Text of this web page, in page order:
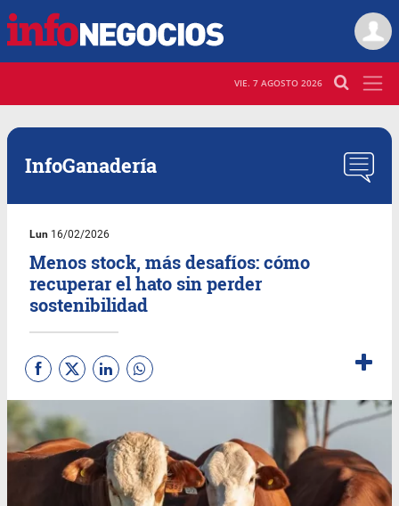
VIE. 7 AGOSTO 2026
InfoGanadería
Lun 16/02/2026
Menos stock, más desafíos: cómo
recuperar el hato sin perder
sostenibilidad